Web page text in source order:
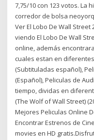
7,75/10 con 123 votos. La
corredor de bolsa
Ver El Lobo De Wall
viendo El Lobo De Wall
online, además
cuales estan en
(Subtituladas español),
(Español), Peliculas de
tiempo, dividas en
(The Wolf of Wall Street)
Mejores Peliculas Online
Encontrar Estrenos de
movies en HD